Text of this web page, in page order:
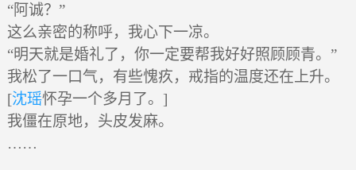
“阿诚？”
这么亲密的称呼，我心下一凉。
“明天就是婚礼了，你一定要帮我好好照顾顾青。”
我松了一口气，有些愧疚，戒指的温度还在上升。
[沈瑶怀孕一个多月了。]
我僵在原地，头皮发麻。
……